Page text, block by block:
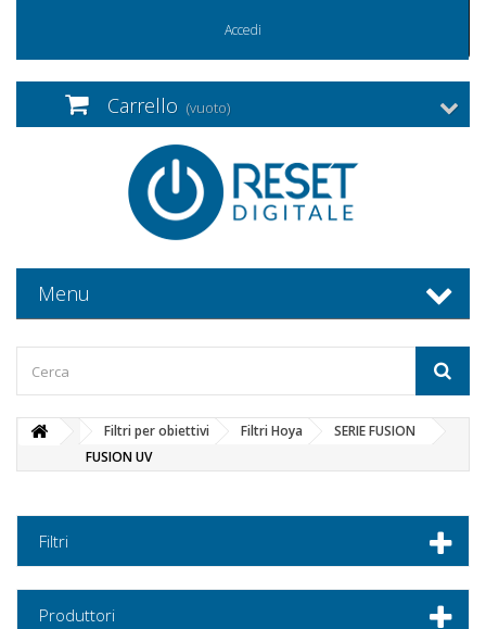
Accedi
Carrello (vuoto)
Menu
Filtri per obiettivi Filtri Hoya
SERIE FUSION
FUSION UV
Filtri
Produttori